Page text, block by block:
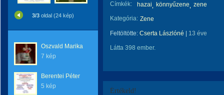
3/3 oldal (24 kép)
Oszvald Marika
7 kép
Berentei Péter
5 kép
Címkék: hazai könnyűzene
zene
Kategória: Zene
Feltöltötte: Cserta Lászlóné 13 éve
Látta 398 ember.
Értékeld!